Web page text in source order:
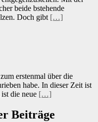
beide bstehende
Doch gibt […]
erstenmal über die
habe. In dieser Zeit ist
die neue […]
Beiträge